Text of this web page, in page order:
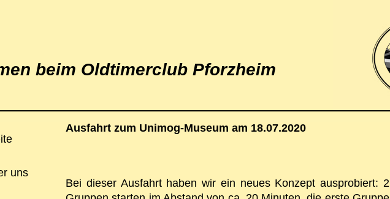
beim Oldtimerclub Pforzheim
Ausfahrt zum Unimog-Museum am 18.07.2020
Bei dieser Ausfahrt haben wir ein neues Konzept ausprobiert: 2
uns